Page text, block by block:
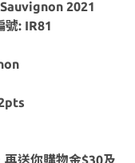
2021
: IR81
送你購物金$30及